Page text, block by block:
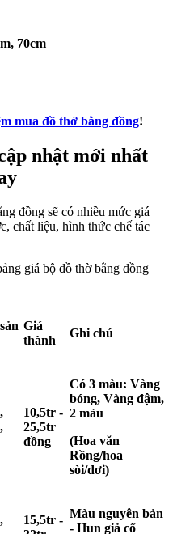
70cm
mua đồ thờ bằng đồng!
nhật mới nhất
đồng sẽ có nhiều mức giá
chất liệu, hình thức chế tác
giá bộ đồ thờ bằng đồng
Giá
thành
Ghi chú
10,5tr -
25,5tr
đồng
Có 3 màu: Vàng
bóng, Vàng đậm,
2 màu
(Hoa văn
Rồng/hoa
sòi/dơi)
15,5tr - Màu nguyên bản
- Hun giả cổ